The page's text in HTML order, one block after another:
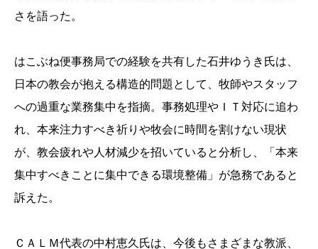
さを語った。
はこぶね便事務局での経験を共有した石井ゆうき氏は、
日本の教会が抱える構造的問題として、牧師やスタッフ
への過重な業務集中を指摘。事務処理やＩＴ対応に追わ
れ、本来注力すべき祈りや牧会に時間を割けない現状
が、教会疲れや人材減少を招いていると分析し、「本来
集中すべきことに集中できる環境整備」が急務であると
訴えた。
ＣＡＬＭ代表の中村恵久氏は、今後もさまざまな教派、